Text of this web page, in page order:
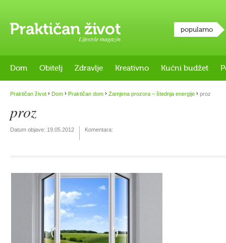
Lifestyle magazin
popularno
Dom Obitelj Zdravlje Kreativno Kućni budžet
Praktičan život › Dom › Praktičan dom › Zamjena prozora – štednja energije › proz
proz
Datum objave: 19.05.2012 Komentara: